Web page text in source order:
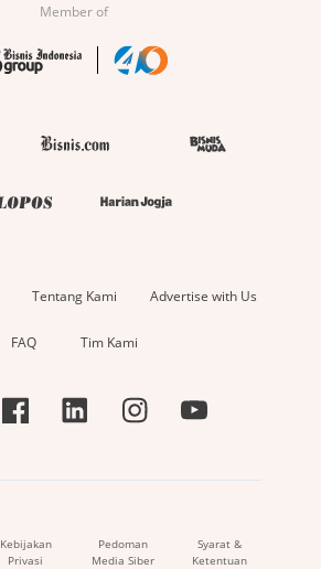
Member of
Tentang Kami Advertise with Us
FAQ Tim Kami
Kebijakan
Privasi
Pedoman
Media Siber
Syarat &
Ketentuan